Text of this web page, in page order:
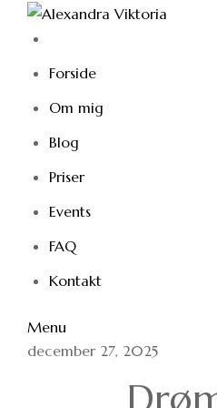
Forside
Om mig
Blog
Priser
Events
FAQ
Kontakt
Menu
december 27, 2025